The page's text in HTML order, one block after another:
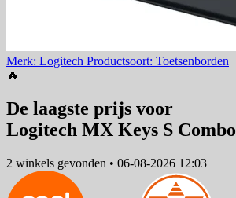
Merk: Logitech Productsoort: Toetsenborden
🔥
De laagste prijs voor
Logitech MX Keys S Combo
2 winkels gevonden • 06-08-2026 12:03